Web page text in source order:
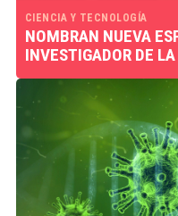
CIENCIA Y TECNOLOGÍA
NOMBRAN NUEVA
INVESTIGADOR DE